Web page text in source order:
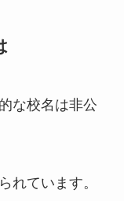
な校名は非公
れています。